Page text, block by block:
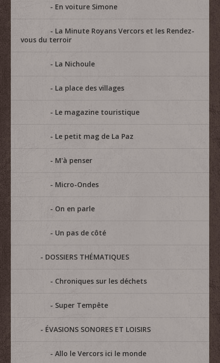
En voiture Simone
La Minute Royans Vercors et les Rendez-
vous du terroir
La Nichoule
La place des villages
Le magazine touristique
Le petit mag de La Paz
M'à penser
Micro-Ondes
On en parle
Un pas de côté
DOSSIERS THÉMATIQUES
Chroniques sur les déchets
Super Tempête
ÉVASIONS SONORES ET LOISIRS
Allo le Vercors ici le monde